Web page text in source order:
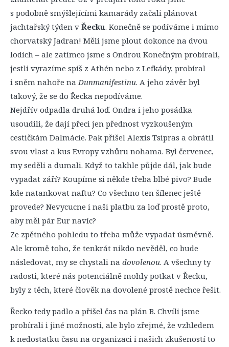
s podobně smýšlejícími kamarády začali plánovat
jachtařský týden v Řecku. Konečně se podíváme i mimo
chorvatský Jadran! Měli jsme plout dokonce na dvou
lodích – ale zatímco jsme s Ondrou Konečným probírali,
jestli vyrazíme spíš z Athén nebo z Lefkády, probíral
i sněm nahoře naDunmanifestinu. A jeho závěr byl
takový, že se do Řecka nepodíváme.
Nejdřív odpadla druhá loď. Ondra i jeho posádka
usoudili, že dají přeci jen přednost vyzkoušeným
cestičkám Dalmácie. Pak přišel Alexis Tsipras a obrátil
svou vlast a kus Evropy vzhůru nohama. Byl červenec,
my seděli a dumali. Když to takhle půjde dál, jak bude
vypadat září? Koupíme si někde třeba blbé pivo? Bude
kde natankovat naftu? Co všechno ten šílenec ještě
provede? Nevycucne i naši platbu za loď prostě proto,
aby měl pár Eur navíc?
Ze zpětného pohledu to třeba může vypadat úsměvně.
Ale kromě toho, že tenkrát nikdo nevěděl, co bude
následovat, my se chystali na dovolenou. A všechny ty
radosti, které nás potenciálně mohly potkat v Řecku,
byly z těch, které člověk na dovolené prostě nechce řešit.
Řecko tedy padlo a přišel čas na plán B. Chvíli jsme
probírali i jiné možnosti, ale bylo zřejmé, že vzhledem
k nedostatku času na organizaci i našich zkušeností to